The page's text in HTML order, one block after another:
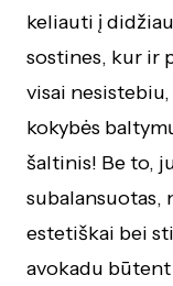
keliauti į
sostines, kur ir
visai
kokybės
šaltinis! Be to,
subalansuotas,
estetiškai bei
avokadu būtent